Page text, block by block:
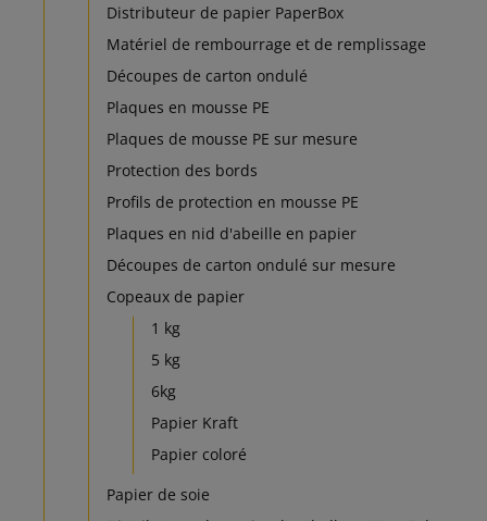
Distributeur de papier PaperBox
Matériel de rembourrage et de remplissage
Découpes de carton ondulé
Plaques en mousse PE
Plaques de mousse PE sur mesure
Protection des bords
Profils de protection en mousse PE
Plaques en nid d'abeille en papier
Découpes de carton ondulé sur mesure
Copeaux de papier
1 kg
5 kg
6kg
Papier Kraft
Papier coloré
Papier de soie